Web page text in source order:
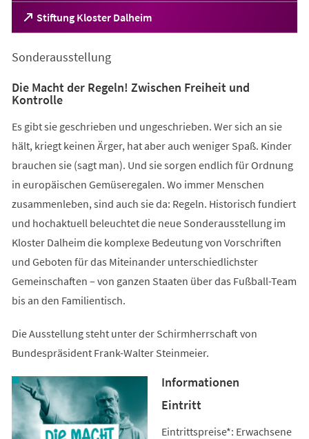
Stiftung Kloster Dalheim
(Öffnet
in
neuen
Sonderausstellung
Die Macht der Regeln! Zwischen Freiheit und
Kontrolle
Es gibt sie geschrieben und ungeschrieben. Wer sich an sie
hält, kriegt keinen Ärger, hat aber auch weniger Spaß. Kinder
brauchen sie (sagt man). Und sie sorgen endlich für Ordnung
in europäischen Gemüseregalen. Wo immer Menschen
zusammenleben, sind auch sie da: Regeln. Historisch fundiert
und hochaktuell beleuchtet die neue Sonderausstellung im
Kloster Dalheim die komplexe Bedeutung von Vorschriften
und Geboten für das Miteinander unterschiedlichster
Gemeinschaften – von ganzen Staaten über das Fußball-Team
bis an den Familientisch.
Die Ausstellung steht unter der Schirmherrschaft von
Bundespräsident Frank-Walter Steinmeier.
Informationen
Eintritt
Eintrittspreise*: Erwachsene